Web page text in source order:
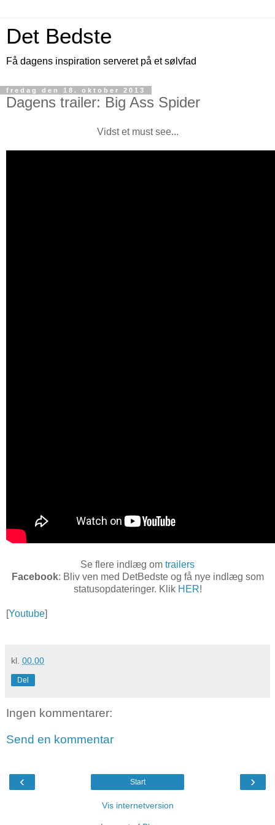
Det Bedste
Få dagens inspiration serveret på et sølvfad
fredag den 18. oktober 2013
Dagens trailer: Big Ass Spider
Vidst et must see...
Se flere indlæg om trailers
Facebook: Bliv ven med DetBedste og få nye indlæg som
statusopdateringer. Klik HER!
[Youtube]
kl. 00.00
Del
Ingen kommentarer:
Send en kommentar
‹ ›
Start
Vis internetversion